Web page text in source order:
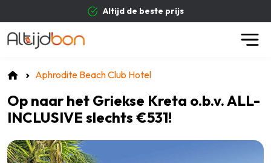
Altijd de beste prijs
Aphrodite Beach Club Hotel
Op naar het Griekse Kreta o.b.v. ALL-
INCLUSIVE slechts €531!